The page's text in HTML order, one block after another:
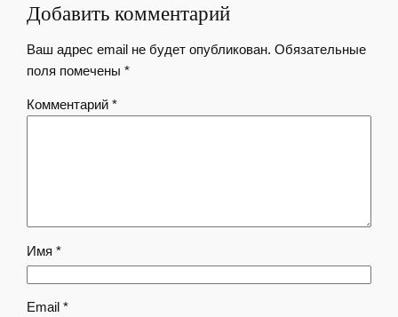
Добавить комментарий
Ваш адрес email не будет опубликован. Обязательные
поля помечены*
Комментарий*
Имя*
Email*